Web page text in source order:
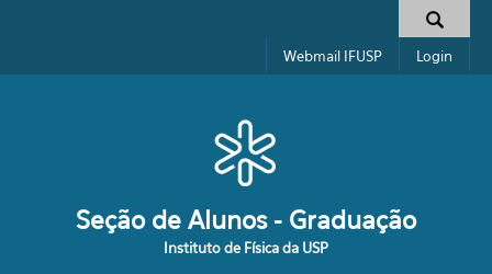
Formulário de busca
Webmail IFUSP Login
Seção de Alunos - Graduação
Instituto de Física da USP